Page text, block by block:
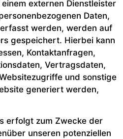
externen Dienstleister
Daten,
werden, werden auf
gespeichert. Hierbei kann
Kontaktanfragen,
Vertragsdaten,
und sonstige
generiert werden,
erfolgt zum Zwecke der
unseren potenziellen